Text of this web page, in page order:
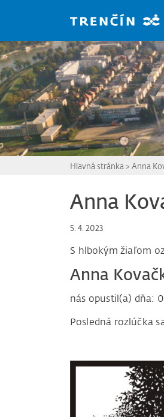
Hlavná stránka > Anna
Anna
5. 4. 2023
S hlbokým žiaľom
Anna
nás opustil(a) dňa:
Posledná rozlúčka